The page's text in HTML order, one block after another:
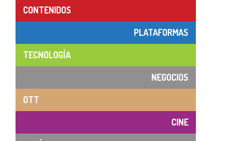
CONTENIDOS
PLATAFORMAS
TECNOLOGÍA
NEGOCIOS
OTT
CINE